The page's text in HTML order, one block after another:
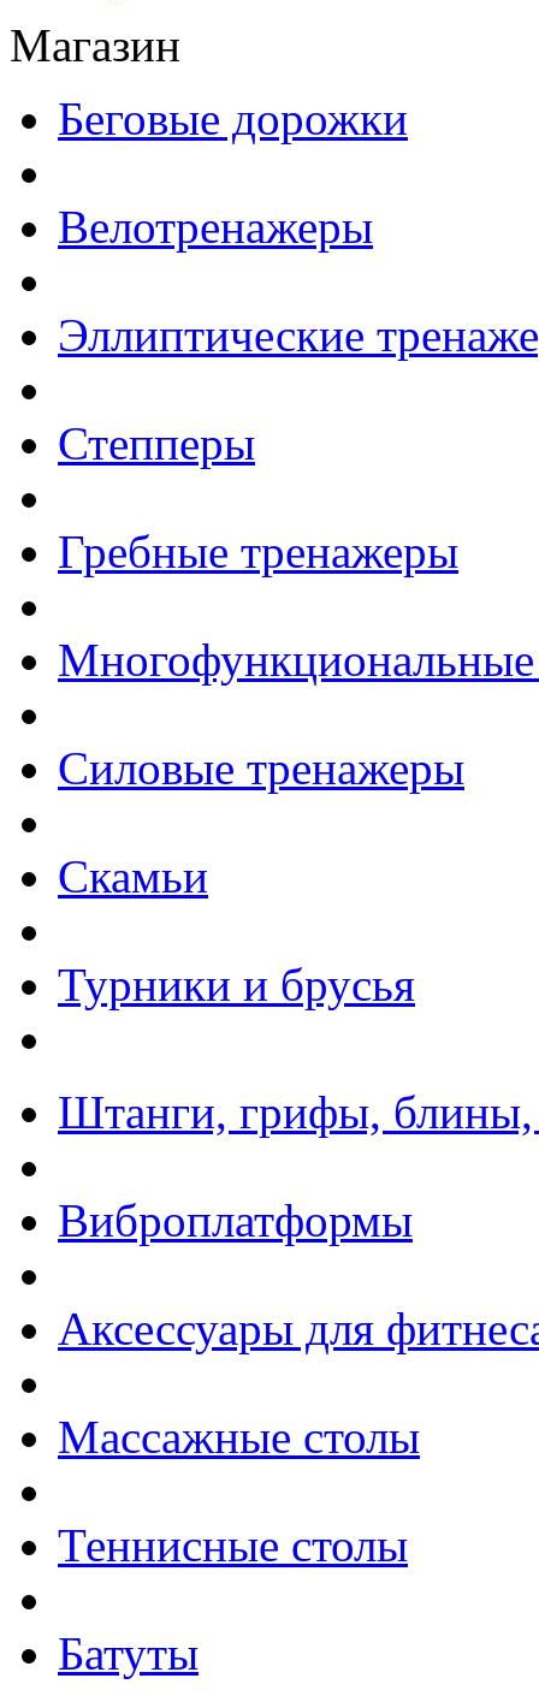
Магазин
Беговые дорожки
Велотренажеры
Эллиптические
Степперы
Гребные тренажеры
Силовые тренажеры
Скамьи
Турники и брусья
Штанги, грифы, блины,
Виброплатформы
Аксессуары для
Массажные столы
Теннисные столы
Батуты